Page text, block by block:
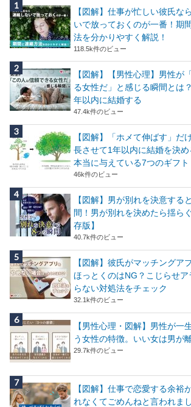
【図解】仕事が忙しい彼氏な
いで放っておくのが一番！期
法を分かりやすく解説！
118.5k件のビュー
【図解】【男性心理】男性が
る女性だ」と感じる瞬間とは
年以内に結婚する
47.4k件のビュー
【図解】「ホメて伸ばす」だ
長させて1年以内に結婚を決
本当に与えている7つのギフト
46k件のビュー
【図解】男が別れを決意する
間！男が別れを決めたら揺ら
存版】
40.7k件のビュー
【図解】彼氏がマッチングア
ほっとくのはNG？こじらせ
らない対処法をチェック
32.1k件のビュー
【男性心理・図解】男性が一
う女性の特徴。いい女は男が
29.7k件のビュー
【図解】仕事で恋愛する余裕
れなくてごめんねと言われま